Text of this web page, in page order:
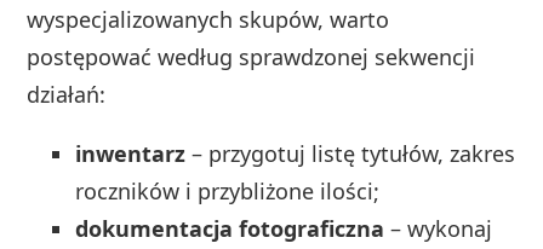
wyspecjalizowanych skupów, warto
postępować według sprawdzonej sekwencji
działań:
inwentarz – przygotuj listę tytułów, zakres
roczników i przybliżone ilości;
dokumentacja fotograficzna – wykonaj